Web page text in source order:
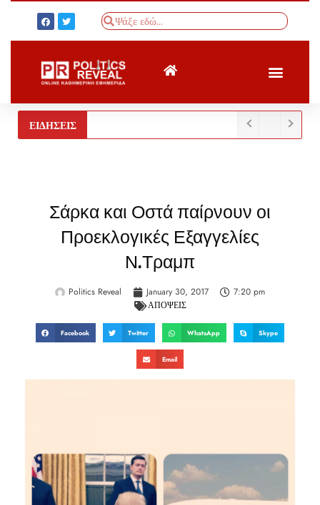
ΕΙΔΗΣΕΙΣ
Σάρκα και Οστά παίρνουν οι
Προεκλογικές Εξαγγελίες
Ν.Τραμπ
Politics Reveal January 30, 2017
7:20 pm
ΑΠΟΨΕΙΣ
Facebook Twitter WhatsApp Skype
Email